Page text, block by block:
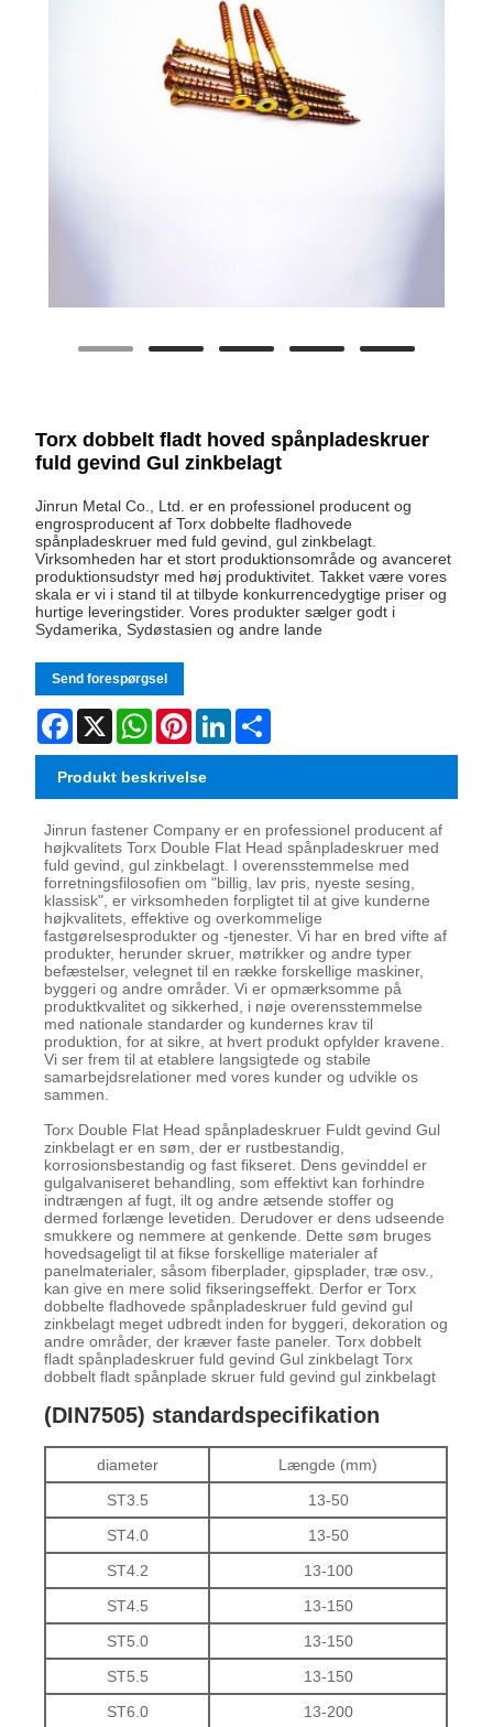
Torx dobbelt fladt hoved spånpladeskruer
fuld gevind Gul zinkbelagt
Jinrun Metal Co., Ltd. er en professionel producent og
engrosproducent af Torx dobbelte fladhovede
spånpladeskruer med fuld gevind, gul zinkbelagt.
Virksomheden har et stort produktionsområde og avanceret
produktionsudstyr med høj produktivitet. Takket være vores
skala er vi i stand til at tilbyde konkurrencedygtige priser og
hurtige leveringstider. Vores produkter sælger godt i
Sydamerika, Sydøstasien og andre lande
Send forespørgsel
Facebook
X WhatsAppPinterestLinkedIn
Produkt beskrivelse
Jinrun fastener Company er en professionel producent af
højkvalitets Torx Double Flat Head spånpladeskruer med
fuld gevind, gul zinkbelagt. I overensstemmelse med
forretningsfilosofien om "billig, lav pris, nyeste sesing,
klassisk", er virksomheden forpligtet til at give kunderne
højkvalitets, effektive og overkommelige
fastgørelsesprodukter og -tjenester. Vi har en bred vifte af
produkter, herunder skruer, møtrikker og andre typer
befæstelser, velegnet til en række forskellige maskiner,
byggeri og andre områder. Vi er opmærksomme på
produktkvalitet og sikkerhed, i nøje overensstemmelse
med nationale standarder og kundernes krav til
produktion, for at sikre, at hvert produkt opfylder kravene.
Vi ser frem til at etablere langsigtede og stabile
samarbejdsrelationer med vores kunder og udvikle os
sammen.
Torx Double Flat Head spånpladeskruer Fuldt gevind Gul
zinkbelagt er en søm, der er rustbestandig,
korrosionsbestandig og fast fikseret. Dens gevinddel er
gulgalvaniseret behandling, som effektivt kan forhindre
indtrængen af ​​fugt, ilt og andre ætsende stoffer og
dermed forlænge levetiden. Derudover er dens udseende
smukkere og nemmere at genkende. Dette søm bruges
hovedsageligt til at fikse forskellige materialer af
panelmaterialer, såsom fiberplader, gipsplader, træ osv.,
kan give en mere solid fikseringseffekt. Derfor er Torx
dobbelte fladhovede spånpladeskruer fuld gevind gul
zinkbelagt meget udbredt inden for byggeri, dekoration og
andre områder, der kræver faste paneler. Torx dobbelt
fladt spånpladeskruer fuld gevind Gul zinkbelagt Torx
dobbelt fladt spånplade skruer fuld gevind gul zinkbelagt
(DIN7505) standardspecifikation
diameter
Længde (mm)
ST3.5
13-50
ST4.0
13-50
ST4.2
13-100
ST4.5
13-150
ST5.0
13-150
ST5.5
13-150
ST6.0
13-200